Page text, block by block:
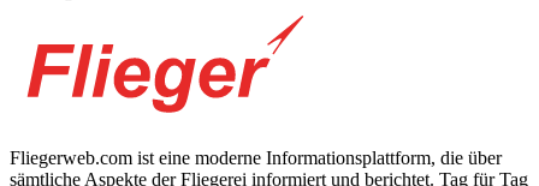
Fliegerweb.com ist eine moderne Informationsplattform, die über
sämtliche Aspekte der Fliegerei informiert und berichtet. Tag für Tag